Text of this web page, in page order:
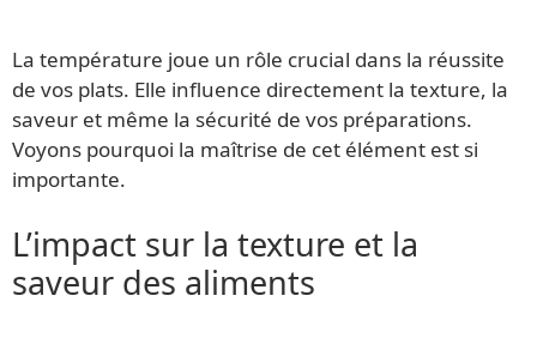
La température joue un rôle crucial dans la réussite
de vos plats. Elle influence directement la texture, la
saveur et même la sécurité de vos préparations.
Voyons pourquoi la maîtrise de cet élément est si
importante.
L’impact sur la texture et la
saveur des aliments